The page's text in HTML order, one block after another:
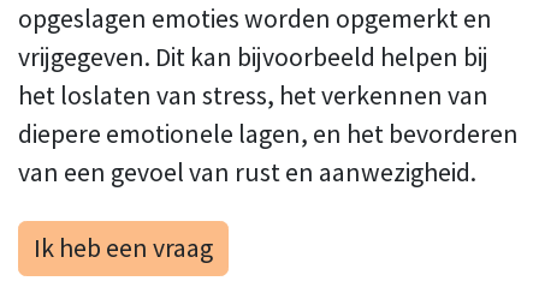
opgeslagen emoties worden opgemerkt en
vrijgegeven. Dit kan bijvoorbeeld helpen bij
het loslaten van stress, het verkennen van
diepere emotionele lagen, en het bevorderen
van een gevoel van rust en aanwezigheid.
Ik heb een vraag